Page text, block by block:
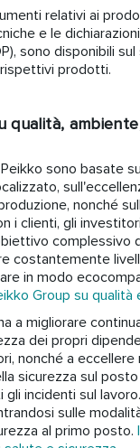
relativi ai
e le
sono disponibili
prodotti.
qualità,
sono basate
nonché
i clienti, gli
complessivo
costantemente
in modo
Group su qualità
a migliorare
dei propri
nonché a eccellere
sicurezza sul
incidenti sul
sulle
al primo posto.